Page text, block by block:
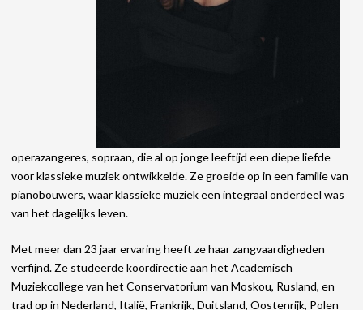
operazangeres, sopraan, die al op jonge leeftijd een diepe liefde
voor klassieke muziek ontwikkelde. Ze groeide op in een familie van
pianobouwers, waar klassieke muziek een integraal onderdeel was
van het dagelijks leven.
Met meer dan 23 jaar ervaring heeft ze haar zangvaardigheden
verfijnd. Ze studeerde koordirectie aan het Academisch
Muziekcollege van het Conservatorium van Moskou, Rusland, en
trad op in Nederland, Italië, Frankrijk, Duitsland, Oostenrijk, Polen